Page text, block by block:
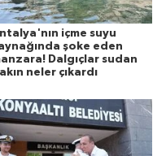
içme suyu
şoke eden
Dalgıçlar sudan
neler çıkardı